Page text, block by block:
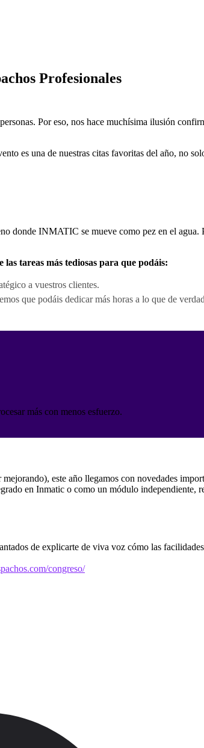
Profesionales
Por eso, nos hace muchísima ilusión
es una de nuestras citas favoritas del año, no
donde INMATIC se mueve como pez en el
tareas más tediosas para que podáis:
a vuestros clientes.
que podáis dedicar más horas a lo que de
más con menos esfuerzo.
este año llegamos con novedades
en Inmatic o como un módulo independiente,
de explicarte de viva voz cómo las
congreso/